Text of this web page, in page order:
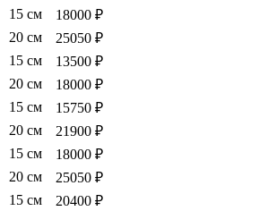
15 см
18000 ₽
20 см
25050 ₽
15 см
13500 ₽
20 см
18000 ₽
15 см
15750 ₽
20 см
21900 ₽
15 см
18000 ₽
20 см
25050 ₽
15 см
20400 ₽